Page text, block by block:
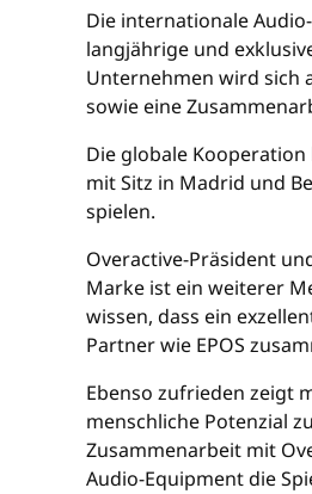
Die internationale
langjährige und
Unternehmen wird sich
sowie eine
Die globale
mit Sitz in Madrid und
spielen.
Overactive-Präsident
Marke ist ein weiterer
wissen, dass ein
Partner wie EPOS
Ebenso zufrieden zeigt
menschliche Potenzial
Zusammenarbeit mit
Audio-Equipment die